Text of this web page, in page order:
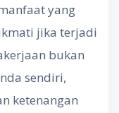
yang
jika terjadi
bukan
sendiri,
ketenangan